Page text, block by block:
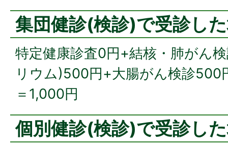
集団健診(検診)で受診し
特定健康診査0円+結核・肺がん
リウム)500円+大腸がん検診500
＝1,000円
個別健診(検診)で受診し